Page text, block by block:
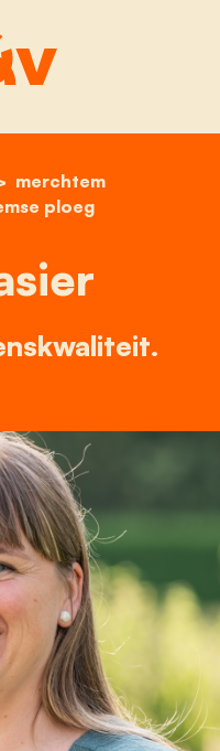
merchtem
ploeg
casier